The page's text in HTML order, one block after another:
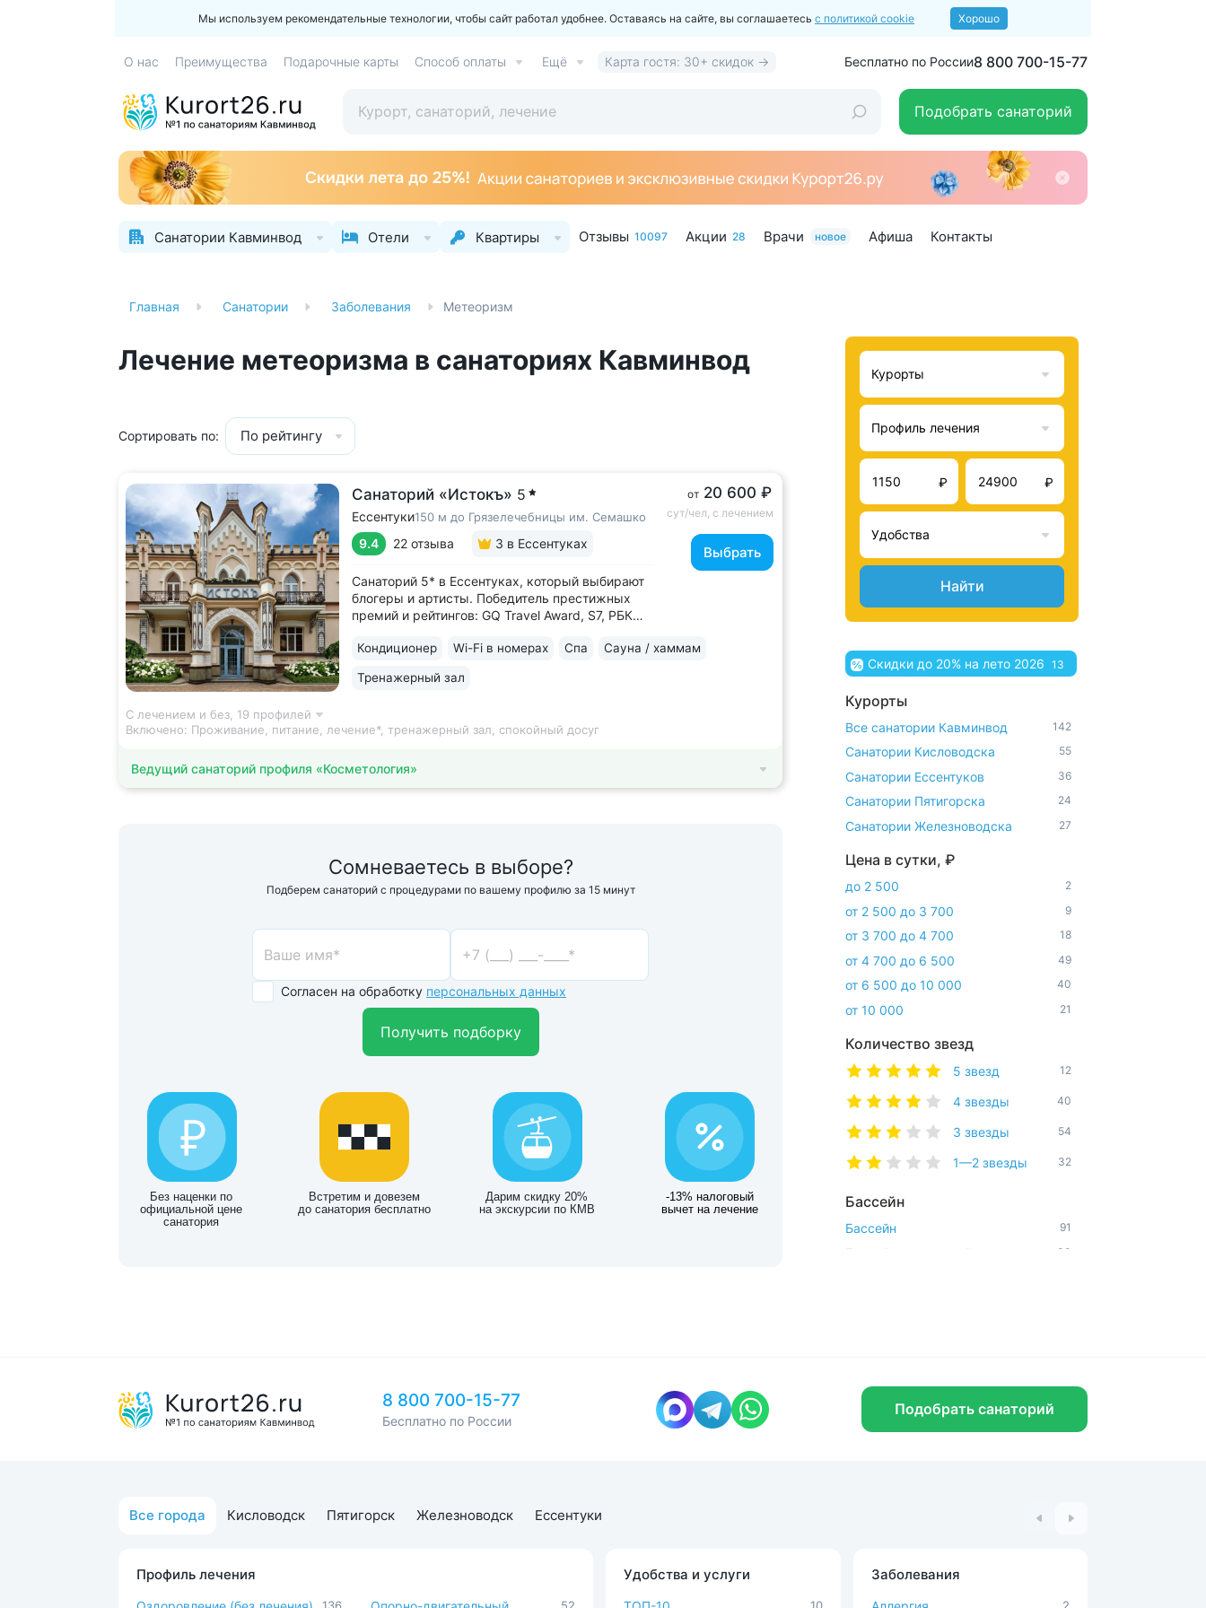
Мы используем рекомендательные технологии, чтобы сайт работал удобнее. Оставаясь на сайте, вы соглашаетесь с политикой cookie Хорошо
О нас Преимущества Подарочные карты Способ оплаты Ещё Карта гостя: 30+ скидок → Бесплатно по России8 800 700-15-77
Подобрать санаторий
Санатории Кавминвод Отели Квартиры Отзывы 10097 Акции 28 Врачи новое Афиша Контакты
Главная Санатории Заболевания Метеоризм
Лечение метеоризма в санаториях Кавминвод
Сортировать по: По рейтингу
Санаторий «Истокъ» 5
Ессентуки150 м до Грязелечебницы им. Семашко
9.4 22 отзыва 3 в Ессентуках
Санаторий 5* в Ессентуках, который выбирают
блогеры и артисты. Победитель престижных
премий и рейтингов: GQ Travel Award, S7, РБК
косметологии: массаж ICOONE, лечение
фигуры Tesla Former, безинъекционная
от 20 600 ₽
сут/чел, с лечением
Выбрать
Кондиционер Wi-Fi в номерах Спа Сауна / хаммам
Тренажерный зал
С лечением и без, 19 профилей
Включено: Проживание, питание, лечение*, тренажерный зал, спокойный досуг
Ведущий санаторий профиля «Косметология»
Сомневаетесь в выборе?
Подберем санаторий с процедурами по вашему профилю за 15 минут
Согласен на обработку персональных данных
Получить подборку
Без наценки по
официальной цене
санатория
Встретим и довезем
до санатория бесплатно
Дарим скидку 20%
на экскурсии по КМВ
-13% налоговый
вычет на лечение
Курорты
Профиль лечения
₽ ₽
Удобства
Найти
Скидки до 20% на лето 2026 13
Курорты
Все санатории Кавминвод 142
Санатории Кисловодска 55
Санатории Ессентуков 36
Санатории Пятигорска 24
Санатории Железноводска 27
Цена в сутки, ₽
до 2 500 2
от 2 500 до 3 700 9
от 3 700 до 4 700 18
от 4 700 до 6 500 49
от 6 500 до 10 000 40
от 10 000 21
Количество звезд
5 звезд 12
4 звезды 40
3 звезды 54
1—2 звезды 32
Бассейн
Бассейн 91
Бассейн и шведский стол 30
Бювет 64
Шведский стол
Спа-услуги 43
Доступная среда
8 800 700-15-77
Бесплатно по России
Подобрать санаторий
Все города Кисловодск Пятигорск Железноводск Ессентуки
Профиль лечения Удобства и услуги Заболевания